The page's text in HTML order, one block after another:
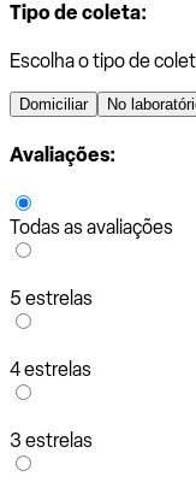
Tipo de coleta:
Escolha o tipo de
Domiciliar No
Avaliações:
Todas as avaliações
5 estrelas
4 estrelas
3 estrelas